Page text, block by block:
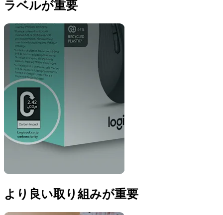
ラベルが重要
より良い取り組みが重要